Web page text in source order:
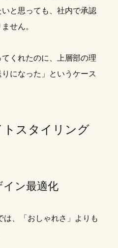
と思っても、社内で承認
せん。
くれたのに、上層部の理
になった」というケース
スタイリング
ン最適化
、「おしゃれさ」よりも